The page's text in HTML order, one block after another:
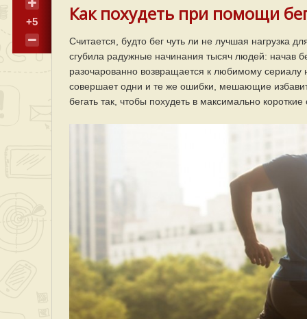
+5 Как похудеть при помощи
Считается, будто бег чуть ли не лучшая нагрузка
сгубила радужные начинания тысяч людей: начав
разочарованно возвращается к любимому сериалу
совершает одни и те же ошибки, мешающие
бегать так, чтобы похудеть в максимально короткие